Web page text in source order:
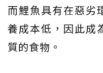
而鯉魚具有在惡劣
養成本低，因此成
質的食物。